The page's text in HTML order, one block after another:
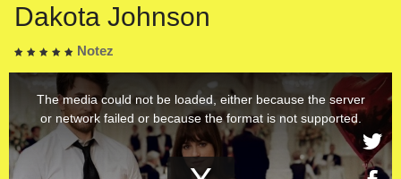
Dakota Johnson
Notez